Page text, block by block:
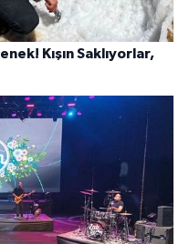
Kışın Saklıyorlar,